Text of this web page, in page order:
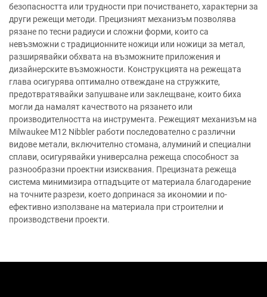
безопасността или трудности при почистването, характерни за
други режещи методи. Прецизният механизъм позволява
рязане по тесни радиуси и сложни форми, които са
невъзможни с традиционните ножици или ножици за метал,
разширявайки обхвата на възможните приложения и
дизайнерските възможности. Конструкцията на режещата
глава осигурява оптимално отвеждане на стружките,
предотвратявайки запушване или заклещване, които биха
могли да намалят качеството на рязането или
производителността на инструмента. Режещият механизъм на
Milwaukee M12 Nibbler работи последователно с различни
видове метали, включително стомана, алуминий и специални
сплави, осигурявайки универсална режеща способност за
разнообразни проектни изисквания. Прецизната режеща
система минимизира отпадъците от материала благодарение
на точните разрези, което допринася за икономии и по-
ефективно използване на материала при строителни и
производствени проекти.